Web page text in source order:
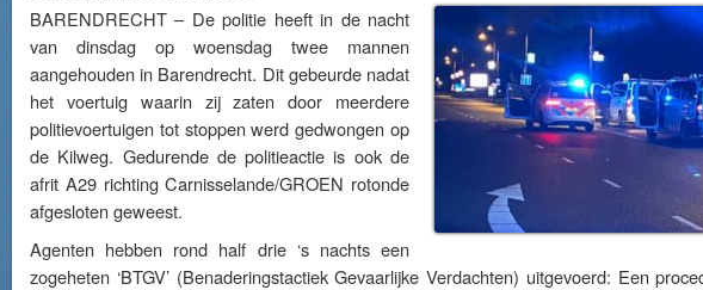
BARENDRECHT – De politie heeft in de nacht
van dinsdag op woensdag twee mannen
aangehouden in Barendrecht. Dit gebeurde nadat
het voertuig waarin zij zaten door meerdere
politievoertuigen tot stoppen werd gedwongen op
de Kilweg. Gedurende de politieactie is ook de
afrit A29 richting Carnisselande/GROEN rotonde
afgesloten geweest.
Agenten hebben rond half drie ‘s nachts een
zogeheten ‘BTGV’ (Benaderingstactiek Gevaarlijke Verdachten) uitgevoerd: Een